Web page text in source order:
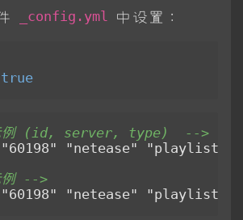
_config.yml 中设置：
true
例 (id, server, type)  -->
"60198" "netease" "playlist"
例 -->